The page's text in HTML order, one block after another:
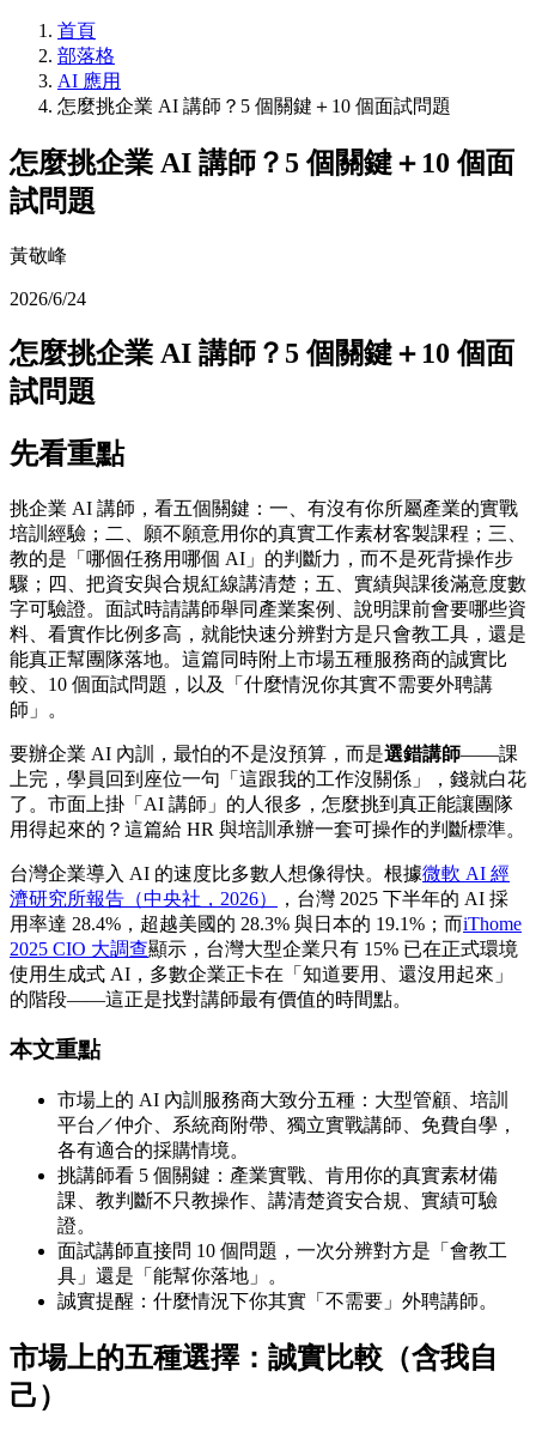
首頁
部落格
AI 應用
怎麼挑企業 AI 講師？5 個關鍵＋10 個面試問題
怎麼挑企業 AI 講師？5 個關鍵＋10 個面
試問題
黃敬峰
2026/6/24
怎麼挑企業 AI 講師？5 個關鍵＋10 個面
試問題
先看重點
挑企業 AI 講師，看五個關鍵：一、有沒有你所屬產業的實戰
培訓經驗；二、願不願意用你的真實工作素材客製課程；三、
教的是「哪個任務用哪個 AI」的判斷力，而不是死背操作步
驟；四、把資安與合規紅線講清楚；五、實績與課後滿意度數
字可驗證。面試時請講師舉同產業案例、說明課前會要哪些資
料、看實作比例多高，就能快速分辨對方是只會教工具，還是
能真正幫團隊落地。這篇同時附上市場五種服務商的誠實比
較、10 個面試問題，以及「什麼情況你其實不需要外聘講
師」。
要辦企業 AI 內訓，最怕的不是沒預算，而是選錯講師——課
上完，學員回到座位一句「這跟我的工作沒關係」，錢就白花
了。市面上掛「AI 講師」的人很多，怎麼挑到真正能讓團隊
用得起來的？這篇給 HR 與培訓承辦一套可操作的判斷標準。
台灣企業導入 AI 的速度比多數人想像得快。根據微軟 AI 經
濟研究所報告（中央社，2026）
，台灣 2025 下半年的 AI 採
用率達 28.4%，超越美國的 28.3% 與日本的 19.1%；而iThome
2025 CIO 大調查顯示，台灣大型企業只有 15% 已在正式環境
使用生成式 AI，多數企業正卡在「知道要用、還沒用起來」
的階段——這正是找對講師最有價值的時間點。
本文重點
市場上的 AI 內訓服務商大致分五種：大型管顧、培訓
平台／仲介、系統商附帶、獨立實戰講師、免費自學，
各有適合的採購情境。
挑講師看 5 個關鍵：產業實戰、肯用你的真實素材備
課、教判斷不只教操作、講清楚資安合規、實績可驗
證。
面試講師直接問 10 個問題，一次分辨對方是「會教工
具」還是「能幫你落地」。
誠實提醒：什麼情況下你其實「不需要」外聘講師。
市場上的五種選擇：誠實比較（含我自
己）